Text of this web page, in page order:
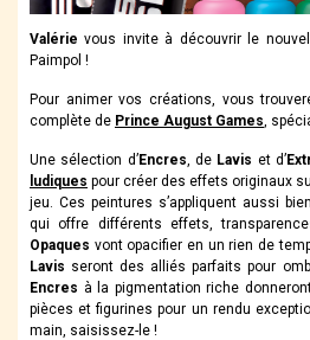
Valérievous invite à découvrir le nouvel
Paimpol !
Pour animer vos créations, vous
complète de Prince August Games ,
Une sélection d’Encres , de Lavis et d’
ludiques pour créer des effets originaux
jeu. Ces peintures s’appliquent aussi
qui offre différents effets,
Opaques vont opacifier en un rien de
Lavis seront des alliés parfaits pour
Encres à la pigmentation riche
pièces et figurines pour un rendu
main, saisissez-le !